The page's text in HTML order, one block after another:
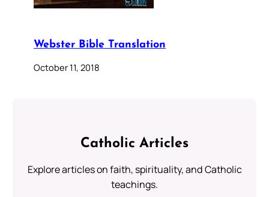
Webster Bible Translation
October 11, 2018
Catholic Articles
Explore articles on faith, spirituality, and Catholic
teachings.